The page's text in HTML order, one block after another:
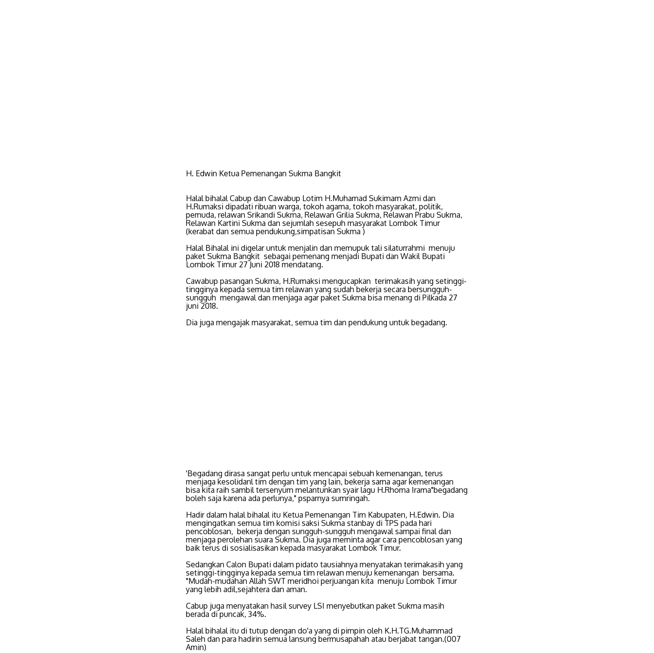
H. Edwin Ketua Pemenangan Sukma Bangkit
Halal bihalal Cabup dan Cawabup Lotim H.Muhamad Sukimam Azmi dan
H.Rumaksi dipadati ribuan warga, tokoh agama, tokoh masyarakat, politik,
pemuda, relawan Srikandi Sukma, Relawan Grilia Sukma, Relawan Prabu Sukma,
Relawan Kartini Sukma dan sejumlah sesepuh masyarakat Lombok Timur
(kerabat dan semua pendukung,simpatisan Sukma )
Halal Bihalal ini digelar untuk menjalin dan memupuk tali silaturrahmi menuju
paket Sukma Bangkit sebagai pemenang menjadi Bupati dan Wakil Bupati
Lombok Timur 27 Juni 2018 mendatang.
Cawabup pasangan Sukma, H.Rumaksi mengucapkan terimakasih yang setinggi-
tingginya kepada semua tim relawan yang sudah bekerja secara bersungguh-
sungguh mengawal dan menjaga agar paket Sukma bisa menang di Pilkada 27
juni 2018.
Dia juga mengajak masyarakat, semua tim dan pendukung untuk begadang.
'Begadang dirasa sangat perlu untuk mencapai sebuah kemenangan, terus
menjaga kesolidanl tim dengan tim yang lain, bekerja sama agar kemenangan
bisa kita raih sambil tersenyum melantunkan syair lagu H.Rhoma Irama"begadang
boleh saja karena ada perlunya," psparnya sumringah.
Hadir dalam halal bihalal itu Ketua Pemenangan Tim Kabupaten, H.Edwin. Dia
mengingatkan semua tim komisi saksi Sukma stanbay di TPS pada hari
pencoblosan, bekerja dengan sungguh-sungguh mengawal sampai final dan
menjaga perolehan suara Sukma. Dia juga meminta agar cara pencoblosan yang
baik terus di sosialisasikan kepada masyarakat Lombok Timur.
Sedangkan Calon Bupati dalam pidato tausiahnya menyatakan terimakasih yang
setinggi-tingginya kepada semua tim relawan menuju kemenangan bersama.
"Mudah-mudahan Allah SWT meridhoi perjuangan kita menuju Lombok Timur
yang lebih adil,sejahtera dan aman.
Cabup juga menyatakan hasil survey LSI menyebutkan paket Sukma masih
berada di puncak, 34%.
Halal bihalal itu di tutup dengan do'a yang di pimpin oleh K.H.TG.Muhammad
Saleh dan para hadirin semua lansung bermusapahah atau berjabat tangan.(007
Amin)